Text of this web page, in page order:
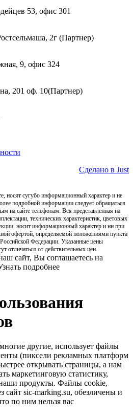
53, офис 301
2г (Партнер)
9, офис 324
201 оф. 10(Партнер)
Сделано в Just
носят сугубо информационный характер и не
подробной информации следует обращаться
на сайте телефонам. Вся представленная на
технических характеристик, цветовых
носит информационный характер и ни при
офертой, определяемой положениями пункта
Федерации. Указанные цены
отличаться от действительных цен.
сайт, Вы соглашаетесь на
подробнее
другие, использует файлы
(пиксели рекламных платформ
открывать страницы, а нам
маркетинговую статистику,
продукты. Файлы сookie,
сайт sic-marking.su, обезличены и
по ним нельзя вас